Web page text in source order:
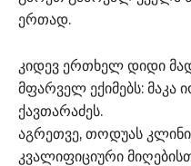
ერთად.
კიდევ ერთხელ დიდი
მფარველ ექიმებს: მაკა
ქავთარაძეს.
აგრეთვე, თოდუას
კვალიფიციური